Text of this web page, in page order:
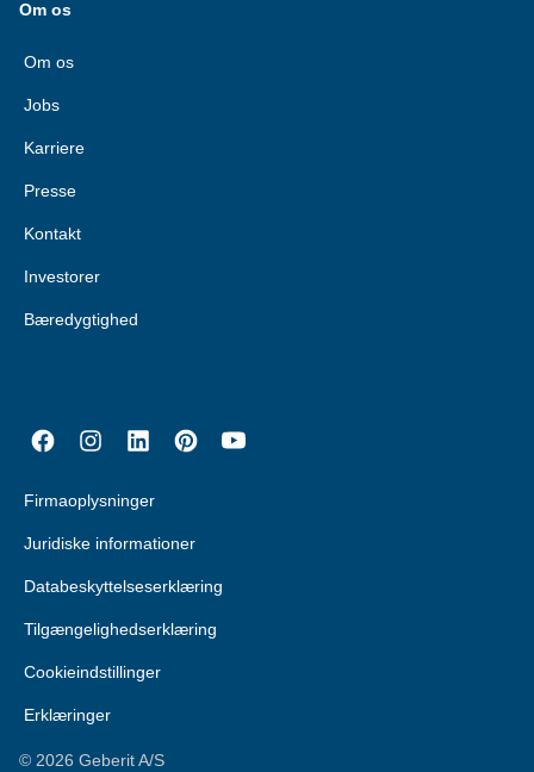
Om os
Om os
Jobs
Karriere
Presse
Kontakt
Investorer
Bæredygtighed
Firmaoplysninger
Juridiske informationer
Databeskyttelseserklæring
Tilgængelighedserklæring
Cookieindstillinger
Erklæringer
© 2026 Geberit A/S